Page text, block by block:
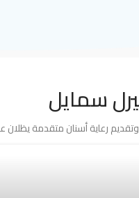
سمايل
رعاية أسنان متقدمة يظلان